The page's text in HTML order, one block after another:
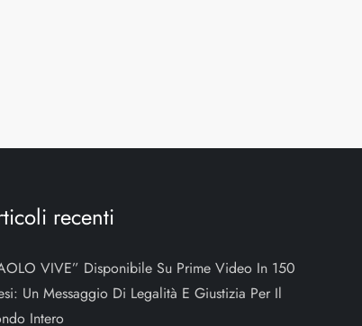
recenti
VIVE” Disponibile Su Prime Video In 150
Un Messaggio Di Legalità E Giustizia Per Il
Intero